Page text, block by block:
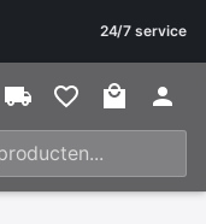
24/7 service